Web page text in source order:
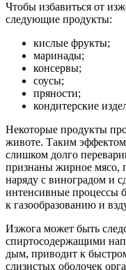
Чтобы избавиться от
следующие продукты:
кислые фрукты;
маринады;
консервы;
соусы;
пряности;
кондитерские
Некоторые продукты
животе. Таким
слишком долго
признаны жирное мясо,
наряду с виноградом и
интенсивные процессы
к газообразованию и
Изжога может быть
спиртосодержащими
дым, приводит к
слизистых оболочек